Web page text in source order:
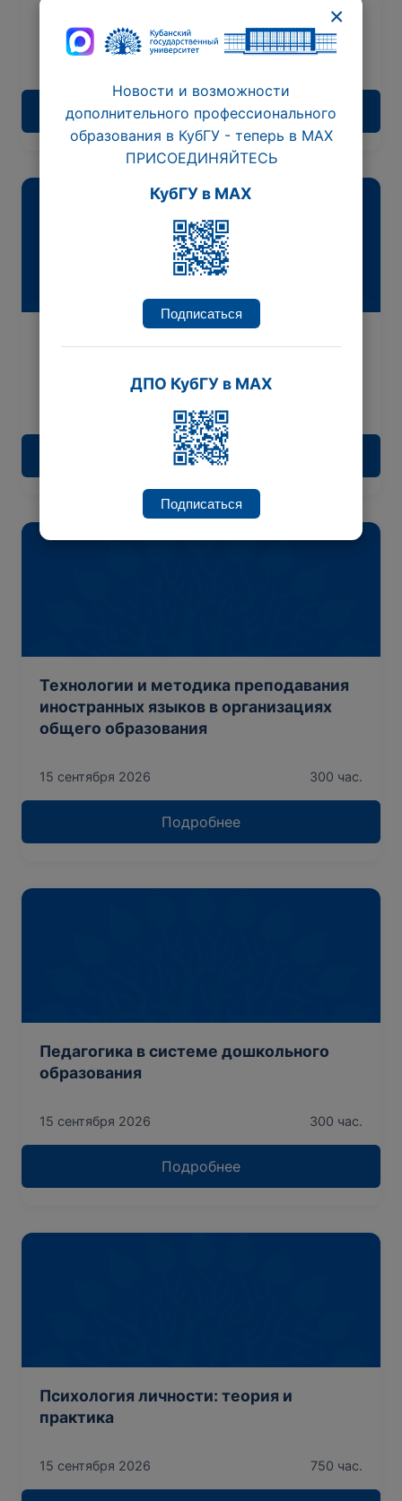
Подробнее
Подробнее
Технологии и методика преподавания
иностранных языков в организациях
общего образования
15 сентября 2026 300 час.
Подробнее
Педагогика в системе дошкольного
образования
15 сентября 2026 300 час.
Подробнее
Психология личности: теория и
практика
15 сентября 2026 750 час.
×
Новости и возможности
дополнительного профессионального
образования в КубГУ - теперь в МАХ
ПРИСОЕДИНЯЙТЕСЬ
КубГУ в MAX
Подписаться
ДПО КубГУ в MAX
Подписаться